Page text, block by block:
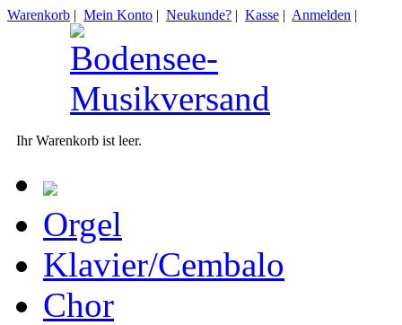
Warenkorb | Mein Konto | Neukunde? | Kasse | Anmelden |
Ihr Warenkorb ist leer.
Orgel
Klavier/Cembalo
Chor